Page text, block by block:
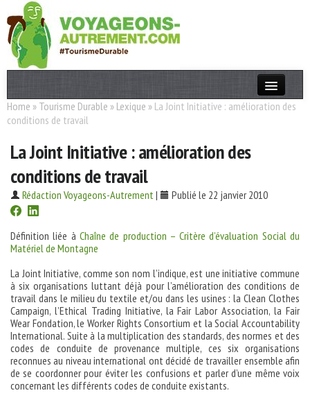
Actualités
Destinations
Acteurs
Thèmes
Home » Tourisme Durable » Lexique » La Joint Initiative : amélioration des
conditions de travail
La Joint Initiative : amélioration des
conditions de travail
Rédaction Voyageons-Autrement| Publié le 22 janvier 2010
Définition liée à Chaîne de production – Critère d’évaluation Social du
Matériel de Montagne
La Joint Initiative, comme son nom l’indique, est une initiative commune
à six organisations luttant déjà pour l’amélioration des conditions de
travail dans le milieu du textile et/ou dans les usines : la Clean Clothes
Campaign, l’Ethical Trading Initiative, la Fair Labor Association, la Fair
Wear Fondation, le Worker Rights Consortium et la Social Accountability
International. Suite à la multiplication des standards, des normes et des
codes de conduite de provenance multiple, ces six organisations
reconnues au niveau international ont décidé de travailler ensemble afin
de se coordonner pour éviter les confusions et parler d’une même voix
concernant les différents codes de conduite existants.